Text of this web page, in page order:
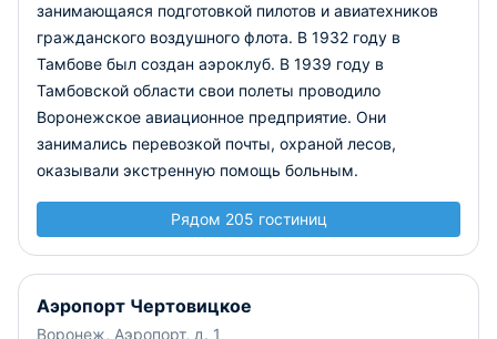
занимающаяся подготовкой пилотов и авиатехников
гражданского воздушного флота. В 1932 году в
Тамбове был создан аэроклуб. В 1939 году в
Тамбовской области свои полеты проводило
Воронежское авиационное предприятие. Они
занимались перевозкой почты, охраной лесов,
оказывали экстренную помощь больным.
Рядом 205 гостиниц
Аэропорт Чертовицкое
Воронеж, Аэропорт, д. 1